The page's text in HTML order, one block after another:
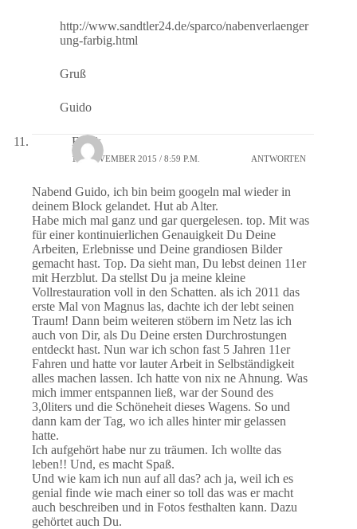
http://www.sandtler24.de/sparco/nabenverlaenger
ung-farbig.html
Gruß
Guido
Frank
12. NOVEMBER 2015 / 8:59 P.M. ANTWORTEN
Nabend Guido, ich bin beim googeln mal wieder in
deinem Block gelandet. Hut ab Alter.
Habe mich mal ganz und gar quergelesen. top. Mit was
für einer kontinuierlichen Genauigkeit Du Deine
Arbeiten, Erlebnisse und Deine grandiosen Bilder
gemacht hast. Top. Da sieht man, Du lebst deinen 11er
mit Herzblut. Da stellst Du ja meine kleine
Vollrestauration voll in den Schatten. als ich 2011 das
erste Mal von Magnus las, dachte ich der lebt seinen
Traum! Dann beim weiteren stöbern im Netz las ich
auch von Dir, als Du Deine ersten Durchrostungen
entdeckt hast. Nun war ich schon fast 5 Jahren 11er
Fahren und hatte vor lauter Arbeit in Selbständigkeit
alles machen lassen. Ich hatte von nix ne Ahnung. Was
mich immer entspannen ließ, war der Sound des
3,0liters und die Schöneheit dieses Wagens. So und
dann kam der Tag, wo ich alles hinter mir gelassen
hatte.
Ich aufgehört habe nur zu träumen. Ich wollte das
leben!! Und, es macht Spaß.
Und wie kam ich nun auf all das? ach ja, weil ich es
genial finde wie mach einer so toll das was er macht
auch beschreiben und in Fotos festhalten kann. Dazu
gehörtet auch Du.